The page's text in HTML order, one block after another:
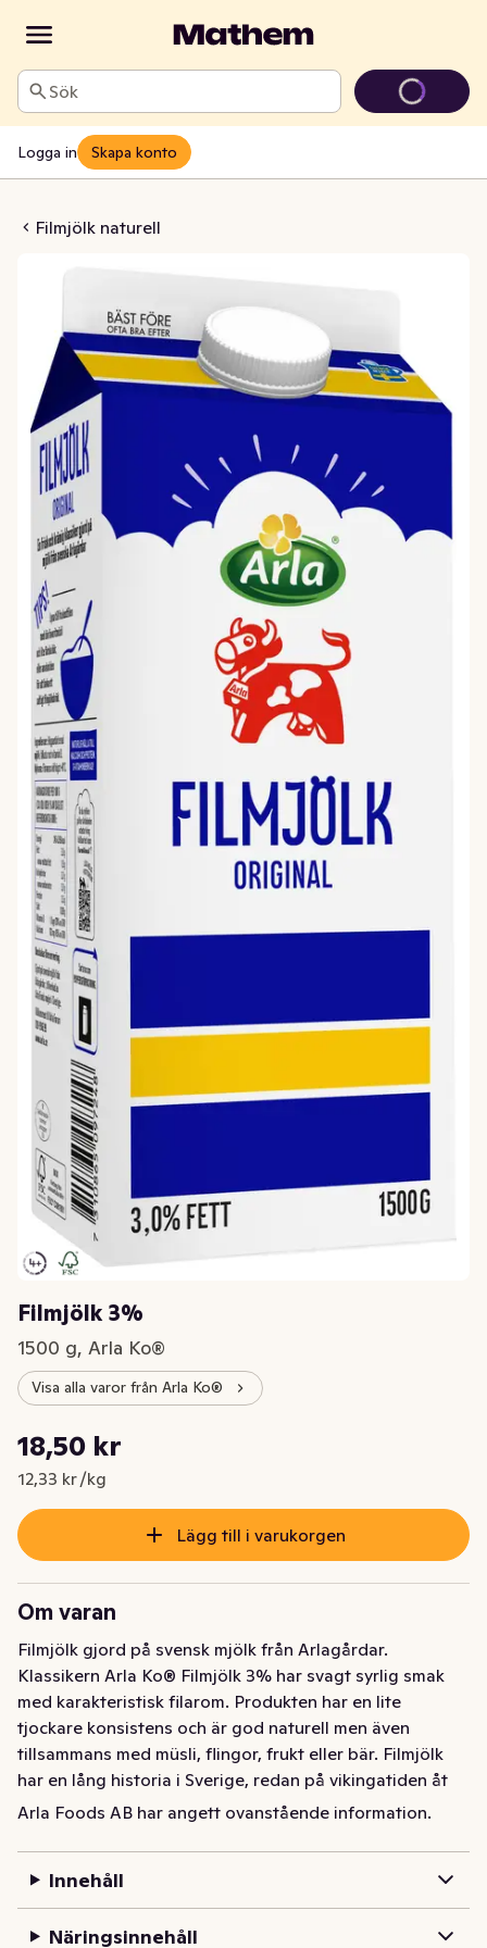
Sök
Logga in Skapa konto
Filmjölk naturell
3%
Filmjölk 3%
1500 g, Arla Ko®
Visa alla varor från Arla Ko®
Nuvarande pris är: 18,50 kr
18,50 kr
12,33 kr /kg
Styckpris: 12,33 kr /kg
Lägg till i varukorgen
Om varan
Filmjölk gjord på svensk mjölk från Arlagårdar.
Klassikern Arla Ko® Filmjölk 3% har svagt syrlig smak
med karakteristisk filarom. Produkten har en lite
tjockare konsistens och är god naturell men även
tillsammans med müsli, flingor, frukt eller bär. Filmjölk
har en lång historia i Sverige, redan på vikingatiden åt
man mjölkprodukter som liknar dagens Arla filmjölk. Alla
mjölk.
Filmjölk gjord på svensk mjölk från Arlagårdar.
Arla Foods AB har angett ovanstående information.
Innehåll
Näringsinnehåll